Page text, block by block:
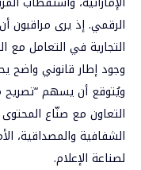
الرقمي. إذ يرى مراقبون
التجارية في التعامل مع
وجود إطار قانوني واضح
ويُتوقع أن يسهم “
التعاون مع صنّاع
الشفافية والمصداقية،
لصناعة الإعلام.